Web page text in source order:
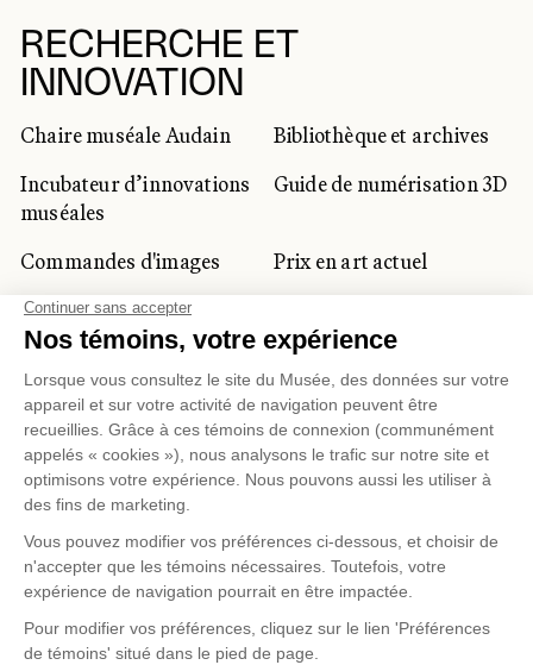
RECHERCHE ET
INNOVATION
Chaire muséale Audain
Bibliothèque et archives
Incubateur d’innovations
muséales
Guide de numérisation 3D
Commandes d'images
Prix en art actuel
Prix Lynne-Cohen
CLIENTÈLE CORPORATIVE
ET PRIVÉE
Location d'espaces
Activités corporatives
professionnels du
tourisme
Gestion des témoinsPolitique de confidentialité